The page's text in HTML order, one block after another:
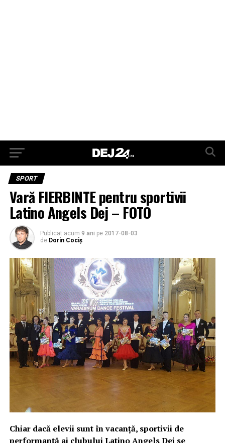
SPORT
Vară FIERBINTE pentru sportivii
Latino Angels Dej – FOTO
Publicat acum 9 ani pe 2017-08-03
de Dorin Cociș
Chiar dacă elevii sunt în vacanță, sportivii de
performanță ai clubului Latino Angels Dej se